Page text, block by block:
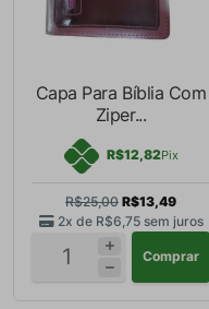
Capa Para Bíblia Com
Ziper...
R$12,82Pix
R$25,00 R$13,49
2x de R$6,75 sem juros
Comprar